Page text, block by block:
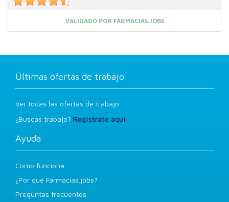
VALIDADO POR FARMACIAS.JOBS
Últimas ofertas de trabajo
Ver todas las ofertas de trabajo
¿Buscas trabajo? Regístrate aquí
Ayuda
Como funciona
¿Por qué Farmacias.jobs?
Preguntas frecuentes